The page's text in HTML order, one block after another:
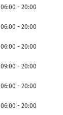
06:00 20:00
06:00 20:00
06:00 20:00
09:00 20:00
06:00 20:00
06:00 20:00